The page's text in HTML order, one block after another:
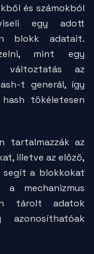
és számokból
egy adott
blokk adatait.
mint egy
változtatás az
-t generál, így
tökéletesen
tartalmazzák az
illetve az előző,
segít a blokkokat
a mechanizmus
tárolt adatok
azonosíthatóak